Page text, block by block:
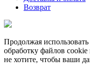
Возврат
Продолжая
обработку файлов
не хотите, чтобы ваши